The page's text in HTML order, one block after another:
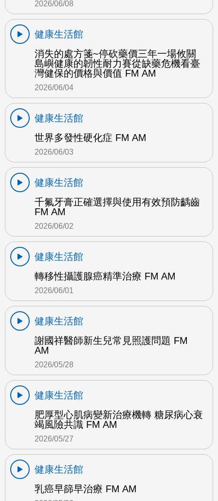
2026/06/08
健康生活館
消失的處方箋~停砍藥價三年一場攸關
島嶼健康的韌性耐力賽從缺藥危機看臺
灣健保的價格與價值 FM AM
2026/06/04
健康生活館
世界多發性硬化症 FM AM
2026/06/03
健康生活館
千氟牙膏正確選擇與使用有效預防齲齒
FM AM
2026/06/02
健康生活館
轉移性攝護腺癌精準治療 FM AM
2026/06/01
健康生活館
謝國祥醫師新生兒常見照護問題 FM
AM
2026/05/28
健康生活館
肥厚型心肌病變新治療機轉 糖尿病心衰
竭風險共識 FM AM
2026/05/27
健康生活館
乳癌早篩早治療 FM AM